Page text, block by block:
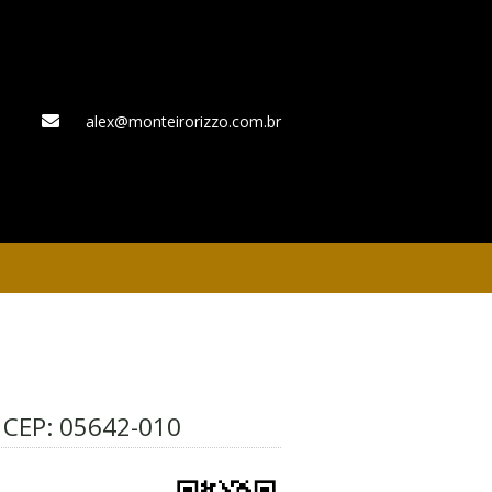
alex@monteirorizzo.com.br
05642-010